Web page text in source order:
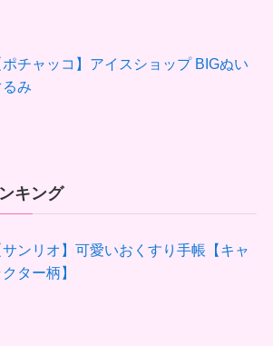
ポチャッコ】アイスショップ BIGぬい
るみ
キング
サンリオ】可愛いおくすり手帳【キャ
ター柄】